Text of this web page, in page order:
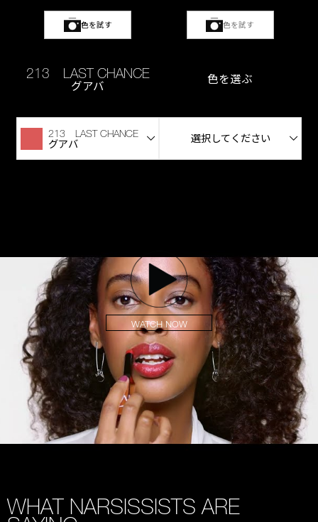
色を試す
213 LAST CHANCE
グアバ
213 LAST CHANCE
グアバ
色を試す
色を選ぶ
選択してください
WATCH NOW
WHAT NARSISSISTS ARE